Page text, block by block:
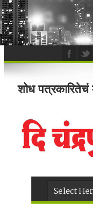
शोध पत्रकारितेचं